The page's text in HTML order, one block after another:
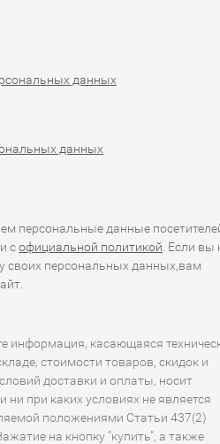
данных
данных
персональные данные
софициальной политикой . Если вы
своих персональных данных,вам
информация, касающаяся
стоимости товаров, скидок и
доставки и оплаты, носит
при каких условиях не является
положениями Статьи 437(2)
на кнопку "купить", а также